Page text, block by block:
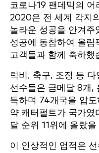
코로나19 팬데믹의
2020은 전 세계 각지
놀라운 성공을 안겨주
성공에 동참하여 올
고객들과 함께 축하했
럭비, 축구, 조정 등
선수들은 금메달 8개,
득하며 74개국을 압
약 캐터펄트가 국가였
달 순위 11위에 올랐
이 인상적인 업적은